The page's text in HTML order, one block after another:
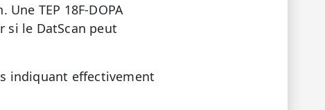
TEP 18F-DOPA
si le DatScan peut
indiquant effectivement